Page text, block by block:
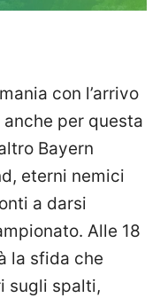
con l’arrivo
per questa
Bayern
eterni nemici
a darsi
Alle 18
la sfida che
sugli spalti,